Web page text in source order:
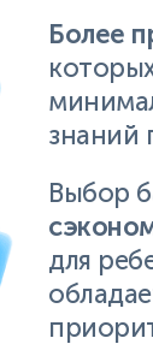
Более
знаний
Выбор
для